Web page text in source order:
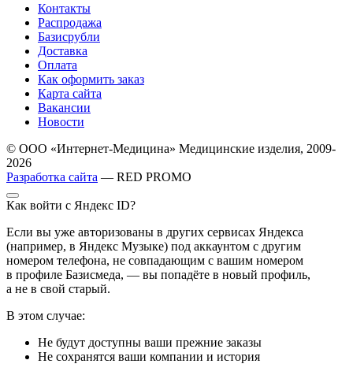
Контакты
Распродажа
Базисрубли
Доставка
Оплата
Как оформить заказ
Карта сайта
Вакансии
Новости
© ООО «Интернет-Медицина» Медицинские изделия, 2009-
2026
Разработка сайта — RED PROMO
Как войти с Яндекс ID?
Если вы уже авторизованы в других сервисах Яндекса
(например, в Яндекс Музыке) под аккаунтом с другим
номером телефона, не совпадающим с вашим номером
в профиле Базисмеда, — вы попадёте в новый профиль,
а не в свой старый.
В этом случае:
Не будут доступны ваши прежние заказы
Не сохранятся ваши компании и история